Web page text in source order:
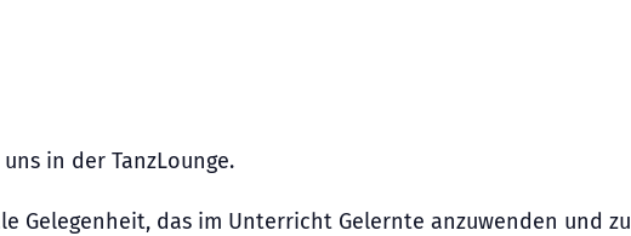
in der TanzLounge.
Gelegenheit, das im Unterricht Gelernte anzuwenden und zu